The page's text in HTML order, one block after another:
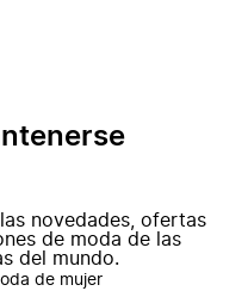
novedades, ofertas
de moda de las
del mundo.
de mujer